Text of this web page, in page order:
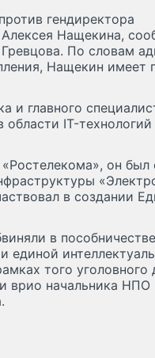
гендиректора
Нащекина,
По словам
Нащекин имеет
и главного
IT-технологий
он
в создании
в пособничестве
единой
того уголовного
врио начальника НПО